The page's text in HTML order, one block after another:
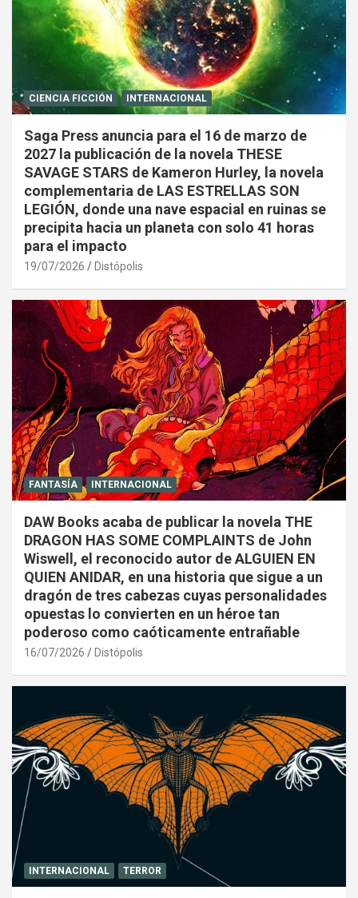
CIENCIA FICCIÓN INTERNACIONAL
Saga Press anuncia para el 16 de marzo de
2027 la publicación de la novela THESE
SAVAGE STARS de Kameron Hurley, la novela
complementaria de LAS ESTRELLAS SON
LEGIÓN, donde una nave espacial en ruinas se
precipita hacia un planeta con solo 41 horas
para el impacto
19/07/2026 Distópolis
FANTASÍA INTERNACIONAL
DAW Books acaba de publicar la novela THE
DRAGON HAS SOME COMPLAINTS de John
Wiswell, el reconocido autor de ALGUIEN EN
QUIEN ANIDAR, en una historia que sigue a un
dragón de tres cabezas cuyas personalidades
opuestas lo convierten en un héroe tan
poderoso como caóticamente entrañable
16/07/2026 Distópolis
INTERNACIONAL TERROR